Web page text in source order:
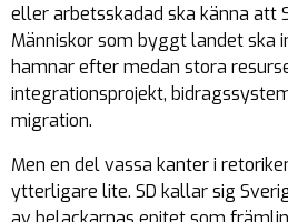
eller arbetsskadad ska känna att
Människor som byggt landet ska
hamnar efter medan stora
integrationsprojekt,
migration.
Men en del vassa kanter i
ytterligare lite. SD kallar sig